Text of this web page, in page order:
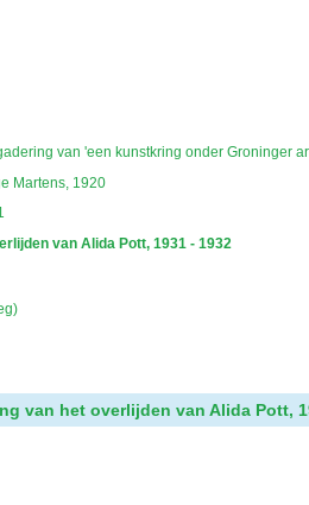
van 'een kunstkring onder Groninger
Martens, 1920
van Alida Pott, 1931 - 1932
van het overlijden van Alida Pott,